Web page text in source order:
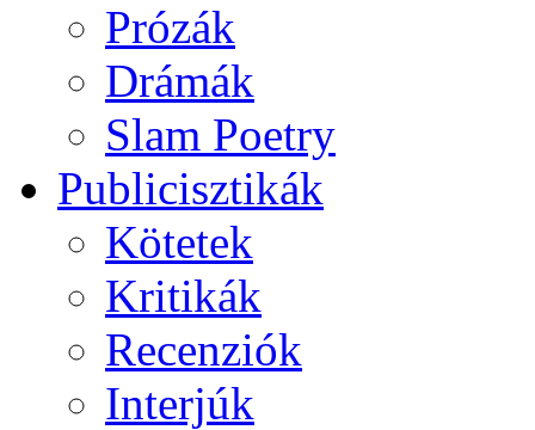
Prózák
Drámák
Slam Poetry
Publicisztikák
Kötetek
Kritikák
Recenziók
Interjúk